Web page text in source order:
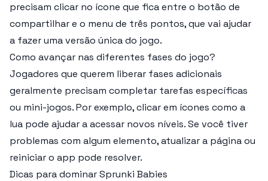
precisam clicar no ícone que fica entre o botão de
compartilhar e o menu de três pontos, que vai ajudar
a fazer uma versão única do jogo.
Como avançar nas diferentes fases do jogo?
Jogadores que querem liberar fases adicionais
geralmente precisam completar tarefas específicas
ou mini-jogos. Por exemplo, clicar em ícones como a
lua pode ajudar a acessar novos níveis. Se você tiver
problemas com algum elemento, atualizar a página ou
reiniciar o app pode resolver.
Dicas para dominar Sprunki Babies